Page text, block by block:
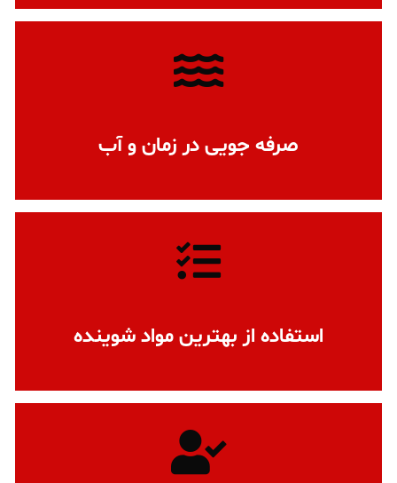
صرفه جویی در زمان و آب
استفاده از بهترین مواد شوینده